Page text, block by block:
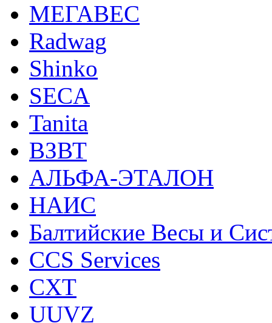
МЕГАВЕС
Radwag
Shinko
SECA
Tanita
ВЗВТ
АЛЬФА-ЭТАЛОН
НАИС
Балтийские Весы и
CCS Services
CXT
UUVZ